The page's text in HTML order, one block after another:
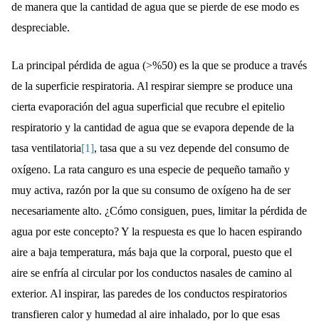
de manera que la cantidad de agua que se pierde de ese modo es
despreciable.
La principal pérdida de agua (>%50) es la que se produce a través
de la superficie respiratoria. Al respirar siempre se produce una
cierta evaporación del agua superficial que recubre el epitelio
respiratorio y la cantidad de agua que se evapora depende de la
tasa ventilatoria[1], tasa que a su vez depende del consumo de
oxígeno. La rata canguro es una especie de pequeño tamaño y
muy activa, razón por la que su consumo de oxígeno ha de ser
necesariamente alto. ¿Cómo consiguen, pues, limitar la pérdida de
agua por este concepto? Y la respuesta es que lo hacen espirando
aire a baja temperatura, más baja que la corporal, puesto que el
aire se enfría al circular por los conductos nasales de camino al
exterior. Al inspirar, las paredes de los conductos respiratorios
transfieren calor y humedad al aire inhalado, por lo que esas